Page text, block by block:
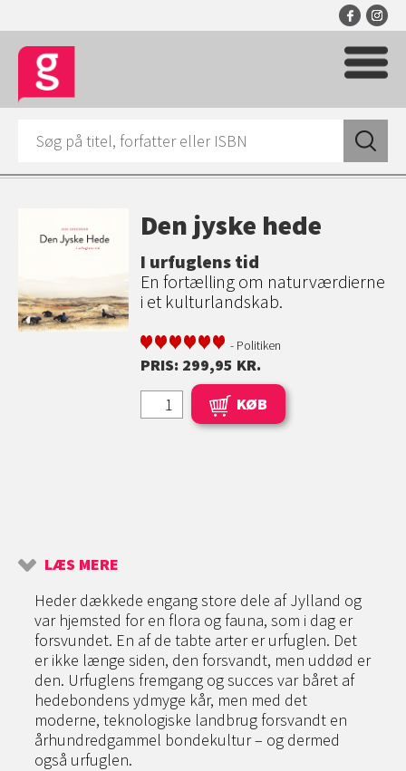
Den jyske hede
I urfuglens tid
En fortælling om naturværdierne
i et kulturlandskab.
- Politiken
PRIS: 299,95 KR.
KØB
LÆS MERE
Heder dækkede engang store dele af Jylland og
var hjemsted for en flora og fauna, som i dag er
forsvundet. En af de tabte arter er urfuglen. Det
er ikke længe siden, den forsvandt, men uddød er
den. Urfuglens fremgang og succes var båret af
hedebondens ydmyge kår, men med det
moderne, teknologiske landbrug forsvandt en
århundredgammel bondekultur – og dermed
også urfuglen.